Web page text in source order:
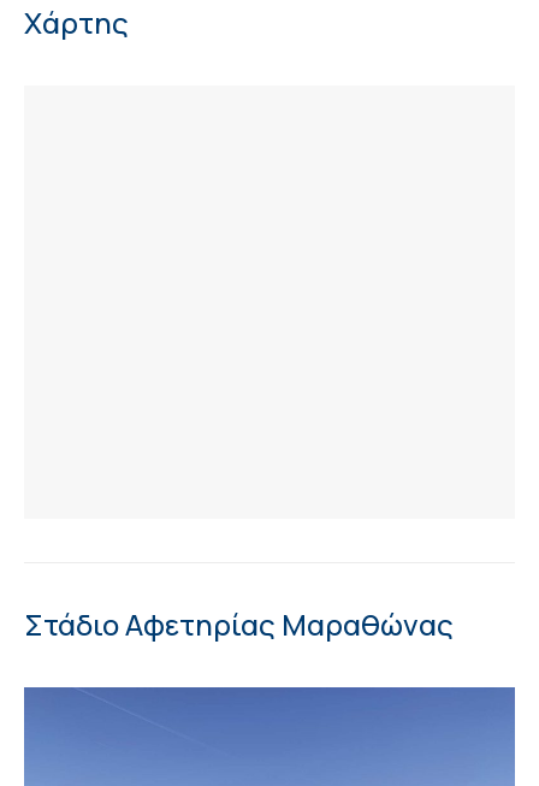
Χάρτης
Στάδιο Αφετηρίας Μαραθώνας